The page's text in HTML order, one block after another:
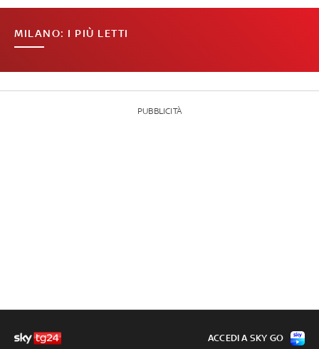
MILANO: I PIÙ LETTI
PUBBLICITÀ
ACCEDI A SKY GO